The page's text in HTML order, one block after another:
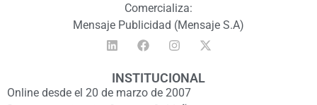
Comercializa:
Mensaje Publicidad (Mensaje S.A)
INSTITUCIONAL
Online desde el 20 de marzo de 2007